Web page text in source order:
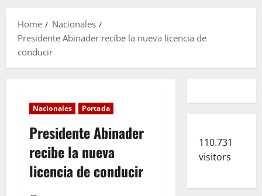
Home
Nacionales
Presidente Abinader recibe la nueva licencia de
conducir
Nacionales Portada
Presidente Abinader
recibe la nueva
licencia de conducir
110.731
visitors